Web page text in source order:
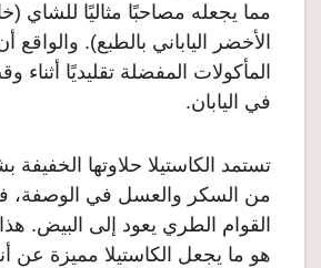
مما يجعله مصاحبًا مثاليًا للشاي
الأخضر الياباني بالطبع). والواقع
المأكولات المفضلة تقليديًا أثناء
في اليابان.
تستمد الكاستيلا حلاوتها
من السكر والعسل في الوصفة،
القوام الطري يعود إلى البيض.
هو ما يجعل الكاستيلا مميزة عن